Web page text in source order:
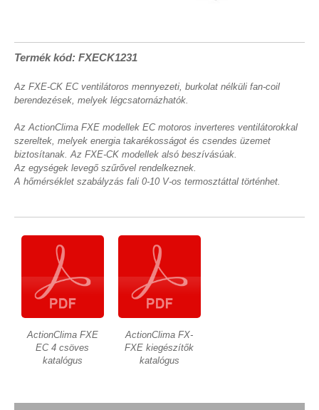
Termék kód: FXECK1231
Az FXE-CK EC ventilátoros mennyezeti, burkolat nélküli fan-coil
berendezések, melyek légcsatornázhatók.
Az ActionClima FXE modellek EC motoros inverteres ventilátorokkal
szereltek, melyek energia takarékosságot és csendes üzemet
biztosítanak. Az FXE-CK modellek alsó beszívásúak.
Az egységek levegő szűrővel rendelkeznek.
A hőmérséklet szabályzás fali 0-10 V-os termosztáttal történhet.
ActionClima FXE
EC 4 csöves
katalógus
ActionClima FX-
FXE kiegészítők
katalógus